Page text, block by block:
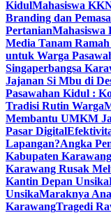
KidulMahasiswa
Branding dan
Pertanian
Media Tanam
untuk Warga
Singaperbangsa
Jajanan Si Mbu di
Pasawahan Kidul :
Tradisi Rutin Warga
Membantu UMKM
Pasar Digital
Lapangan?Angka
Kabupaten
Karawang Rusak
Kantin Depan Unsika
UnsikaMaraknya
KarawangTragedi